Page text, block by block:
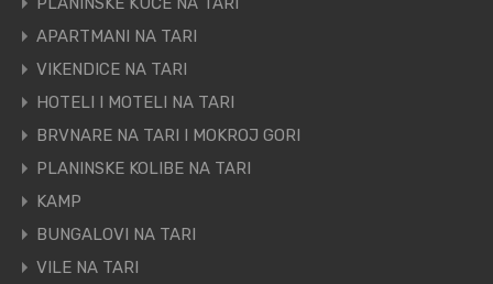
APARTMANI NA TARI
VIKENDICE NA TARI
HOTELI I MOTELI NA TARI
BRVNARE NA TARI I MOKROJ GORI
PLANINSKE KOLIBE NA TARI
KAMP
BUNGALOVI NA TARI
VILE NA TARI